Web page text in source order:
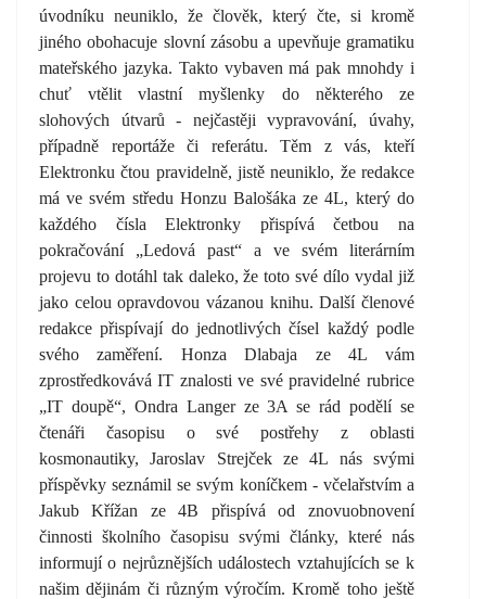
úvodníku neuniklo, že člověk, který čte, si kromě
jiného obohacuje slovní zásobu a upevňuje gramatiku
mateřského jazyka. Takto vybaven má pak mnohdy i
chuť vtělit vlastní myšlenky do některého ze
slohových útvarů - nejčastěji vypravování, úvahy,
případně reportáže či referátu. Těm z vás, kteří
Elektronku čtou pravidelně, jistě neuniklo, že redakce
má ve svém středu Honzu Balošáka ze 4L, který do
každého čísla Elektronky přispívá četbou na
pokračování „Ledová past“ a ve svém literárním
projevu to dotáhl tak daleko, že toto své dílo vydal již
jako celou opravdovou vázanou knihu. Další členové
redakce přispívají do jednotlivých čísel každý podle
svého zaměření. Honza Dlabaja ze 4L vám
zprostředkovává IT znalosti ve své pravidelné rubrice
„IT doupě“, Ondra Langer ze 3A se rád podělí se
čtenáři časopisu o své postřehy z oblasti
kosmonautiky, Jaroslav Strejček ze 4L nás svými
příspěvky seznámil se svým koníčkem - včelařstvím a
Jakub Křížan ze 4B přispívá od znovuobnovení
činnosti školního časopisu svými články, které nás
informují o nejrůznějších událostech vztahujících se k
našim dějinám či různým výročím. Kromě toho ještě